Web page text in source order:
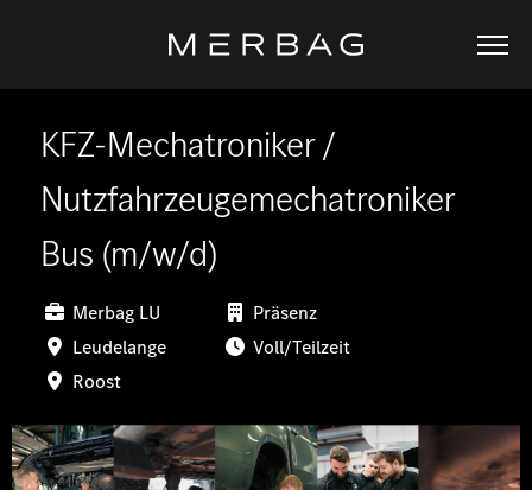
KFZ-Mechatroniker /
Nutzfahrzeugemechatroniker
Bus (m/w/d)
Merbag LU
Leudelange
Roost
Präsenz
Voll/Teilzeit